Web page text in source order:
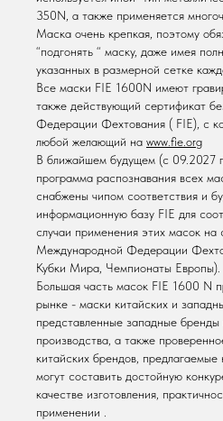
350N, а также применяется
Маска очень крепкая, поэтому
“подгонять “ маску, даже имея
указанных в размерной сетке
Все маски FIE 1600N имеют
также действующий сертификат
Федерации Фехтования ( FIE), с
любой желающий на www.fie.org
В ближайшем будущем (с 09.2027
программа распознавания всех
снабжены чипом соответствия и
информационную базу FIE для
случаи применения этих масок на
Международной Федерации
Кубки Мира, Чемпионаты Европы).
Большая часть масок FIE 1600 N
рынке - маски китайских и
представленные западные
производства, а также
китайских брендов,
могут составить достойную
качестве изготовления,
применении .